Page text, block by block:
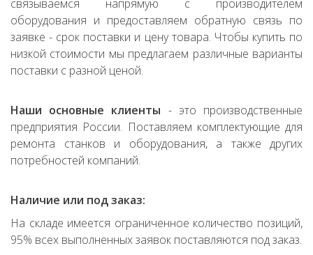
связываемся напрямую с производителем
оборудования и предоставляем обратную связь по
заявке - срок поставки и цену товара. Чтобы купить по
низкой стоимости мы предлагаем различные варианты
поставки с разной ценой.
Наши основные клиенты - это производственные
предприятия России. Поставляем комплектующие для
ремонта станков и оборудования, а также других
потребностей компаний.
Наличие или под заказ:
На складе имеется ограниченное количество позиций,
95% всех выполненных заявок поставляются под заказ.